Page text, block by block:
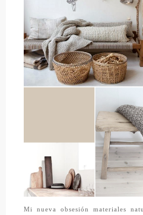
Mi nueva obsesión materiales